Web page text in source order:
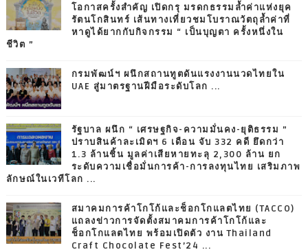
โอกาสครั้งสำคัญ เปิดกรุ มรดกธรรมล้ำค่าแห่งยุค
รัตนโกสินทร์ เส้นทางเที่ยวชมโบราณวัตถุล้ำค่าที่
หาดูได้ยากกับกิจกรรม “ เป็นบุญตา ครั้งหนึ่งใน
ชีวิต ”
กรมพัฒน์ฯ ผนึกสถานทูตดันแรงงานนวดไทยใน
UAE สู่มาตรฐานฝีมือระดับโลก ...
รัฐบาล ผนึก “ เศรษฐกิจ-ความมั่นคง-ยุติธรรม ”
ปราบสินค้าละเมิดฯ 6 เดือน จับ 332 คดี ยึดกว่า
1.3 ล้านชิ้น มูลค่าเสียหายทะลุ 2,300 ล้าน ยก
ระดับความเชื่อมั่นการค้า-การลงทุนไทย เสริมภาพ
ลักษณ์ในเวทีโลก ...
สมาคมการค้าโกโก้และช็อกโกแลตไทย (TACCO)
แถลงข่าวการจัดตั้งสมาคมการค้าโกโก้และ
ช็อกโกแลตไทย พร้อมเปิดตัว งาน Thailand
Craft Chocolate Fest’24 ...